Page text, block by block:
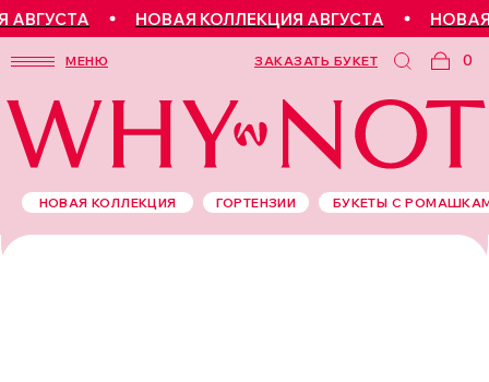
НОВАЯ КОЛЛЕКЦИЯ АВГУСТА НОВАЯ
МЕНЮ 0
ЗАКАЗАТЬ БУКЕТ
БУКЕТЫ С
НОВАЯ КОЛЛЕКЦИЯ ГОРТЕНЗИИ